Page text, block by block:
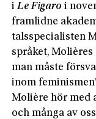
iLe Figaro i
framlidne
talsspecialisten
språket,
man måste
inom
Molière hör med
och många av